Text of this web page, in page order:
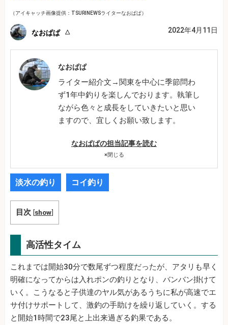
（アイキャッチ画像提供：TSURINEWSライターなおぱぱ）
なおぱぱ 2022年4月11日
なおぱぱ
ライター紹介文→関東を中心に季節問わ
ず1年中釣りを楽しんでおります。執筆し
ながら色々と成長をしていきたいと思い
ますので、宜しくお願い致します。
なおぱぱの担当記事を読む
×閉じる
淡水の釣り コイ釣り
目次 [show]
高活性タイム
これまでは開始30分で数尾ずつ程度だったが、アタリも早く
明確になってからは入れポンの釣りとなり、バンバン掛けて
いく。こうなると子供達のヤル気があるうちに私が高速でエ
サ付けサポートして、激釣の手助けを繰り返していく。する
と開始1時間で23尾と上出来過ぎる釣果である。